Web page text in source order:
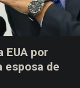
EUA por
esposa de